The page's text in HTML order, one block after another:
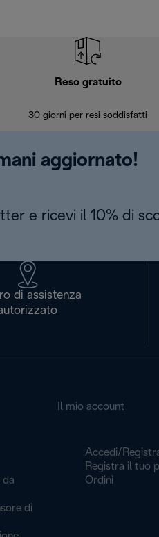
Reso gratuito
30 giorni per resi soddisfatti
aggiornato!
e ricevi il 10% di
di assistenza
da
di
Il mio account
Accedi/
Registra il tuo
Ordini